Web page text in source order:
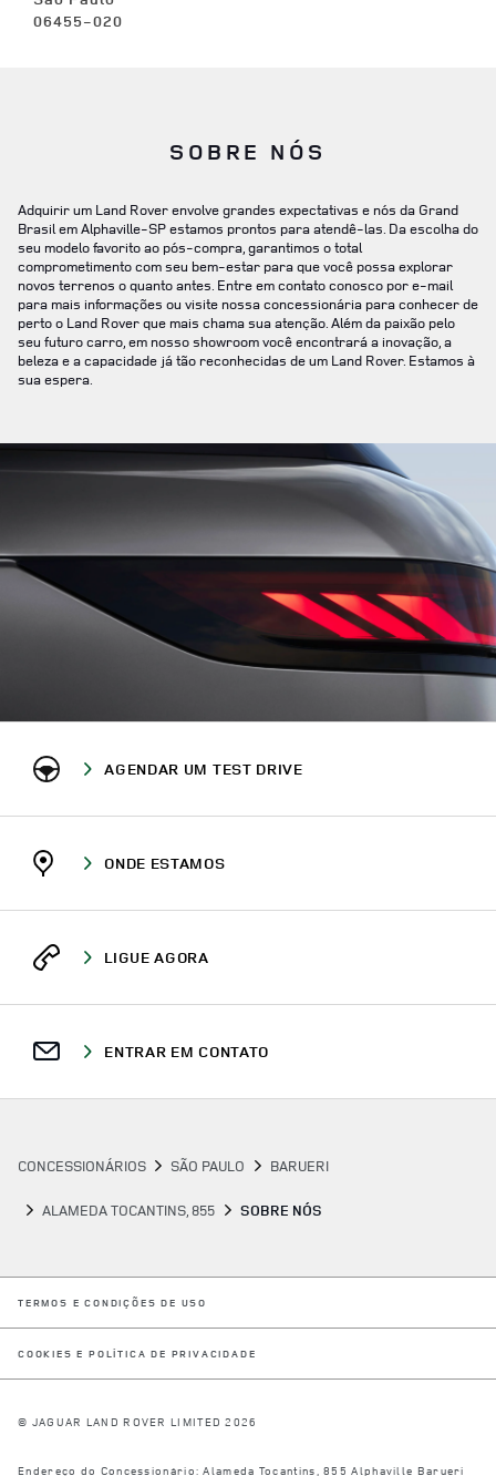
06455-020
SOBRE NÓS
Adquirir um Land Rover envolve grandes expectativas e nós da Grand
Brasil em Alphaville-SP estamos prontos para atendê-las. Da escolha do
seu modelo favorito ao pós-compra, garantimos o total
comprometimento com seu bem-estar para que você possa explorar
novos terrenos o quanto antes. Entre em contato conosco por e-mail
para mais informações ou visite nossa concessionária para conhecer de
perto o Land Rover que mais chama sua atenção. Além da paixão pelo
seu futuro carro, em nosso showroom você encontrará a inovação, a
beleza e a capacidade já tão reconhecidas de um Land Rover. Estamos à
sua espera.
AGENDAR UM TEST DRIVE
ONDE ESTAMOS
LIGUE AGORA
ENTRAR EM CONTATO
CONCESSIONÁRIOS SÃO PAULO BARUERI
ALAMEDA TOCANTINS, 855 SOBRE NÓS
TERMOS E CONDIÇÕES DE USO
COOKIES E POLÍTICA DE PRIVACIDADE
© JAGUAR LAND ROVER LIMITED 2026
Endereço do Concessionário:Alameda Tocantins, 855 Alphaville Barueri